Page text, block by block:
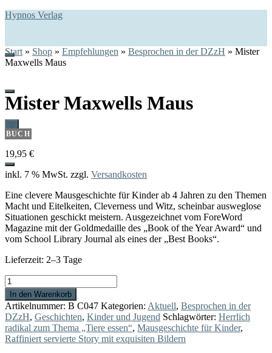
Hypnos Verlag
Start » Shop » Empfehlungen » Besprochen in der DZzH » Mister
Maxwells Maus
Mister Maxwells Maus
BUCH
19,95 €
inkl. 7 % MwSt. zzgl. Versandkosten
Eine clevere Mausgeschichte für Kinder ab 4 Jahren zu den Themen
Macht und Eitelkeiten, Cleverness und Witz, scheinbar ausweglose
Situationen geschickt meistern. Ausgezeichnet vom ForeWord
Magazine mit der Goldmedaille des „Book of the Year Award“ und
vom School Library Journal als eines der „Best Books“.
Lieferzeit: 2–3 Tage
Mister
Maxwells
Maus
Menge
In den Warenkorb
Artikelnummer: B C047 Kategorien: Aktuell, Besprochen in der
DZzH, Geschichten, Kinder und Jugend Schlagwörter: Herrlich
radikal zum Thema „Tiere essen“, Mausgeschichte für Kinder,
Raffiniert servierte Story mit exquisiten Bildern